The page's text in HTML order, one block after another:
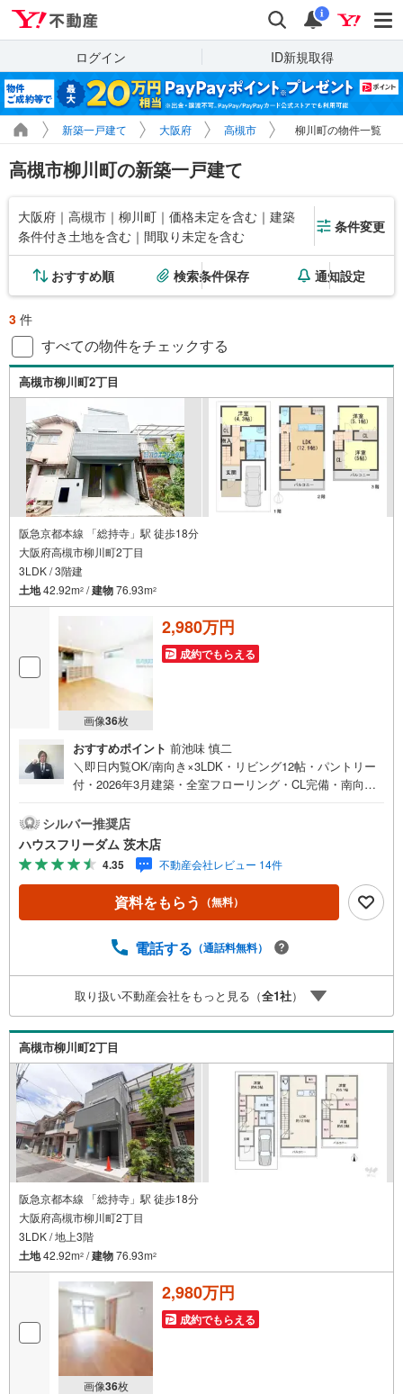
検索 通知
i
ログイン ID新規取得
新築一戸建て 大阪府 高槻市 柳川町の物件一覧
高槻市柳川町の新築一戸建て
大阪府｜高槻市｜柳川町｜価格未定を含む｜建築
条件付き土地を含む｜間取り未定を含む
条件変更
おすすめ順 検索条件保存 通知設定
3 件
すべての物件をチェックする
高槻市柳川町2丁目
阪急京都本線 「総持寺」駅 徒歩18分
大阪府高槻市柳川町2丁目
3LDK / 3階建
土地42.92m2 /建物76.93m2
画像36枚
2,980万円
成約でもらえる
おすすめポイント 前池味 慎二
＼即日内覧OK/南向き×3LDK・リビング12帖・パントリー
付・2026年3月建築・全室フローリング・CL完備・南向き
ーパー南富田店:徒歩4分・ミニストップ高槻柳川町店:徒歩
2分・キリン堂高槻柳川店:徒歩3分・コノミヤ高槻店:徒歩1
1分・食品館アプロ総持寺店:徒歩13分【教育施設】・高槻
わかば幼稚園:徒歩8分・高槻市立柳川小学校:徒歩7分・高
槻市立柳川中学校:徒歩9分【その他施設】・北摂総合病院:
徒歩9分≫*≪*≫*≪*≫*≪*≫*≪*≫*≪*≫*≪*≫*≪現地見学
リーダム茨木店は店舗駐車場完備、キッズスペース・授乳
も問合せ対応）≫*≪*≫*≪*≫*≪*≫*≪*≫*≪*≫*≪*≫*≪
シルバー推奨店
ハウスフリーダム 茨木店
4.35 不動産会社レビュー 14件
資料をもらう （無料）
電話する （通話料無料）
取り扱い不動産会社をもっと見る（全1社）
高槻市柳川町2丁目
阪急京都本線 「総持寺」駅 徒歩18分
大阪府高槻市柳川町2丁目
3LDK / 地上3階
土地42.92m2 /建物76.93m2
画像36枚
2,980万円
成約でもらえる